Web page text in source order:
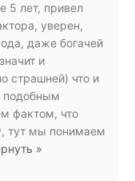
5 лет, привел
уверен,
даже богачей
и
страшней) что и
подобным
фактом, что
тут мы понимаем
»